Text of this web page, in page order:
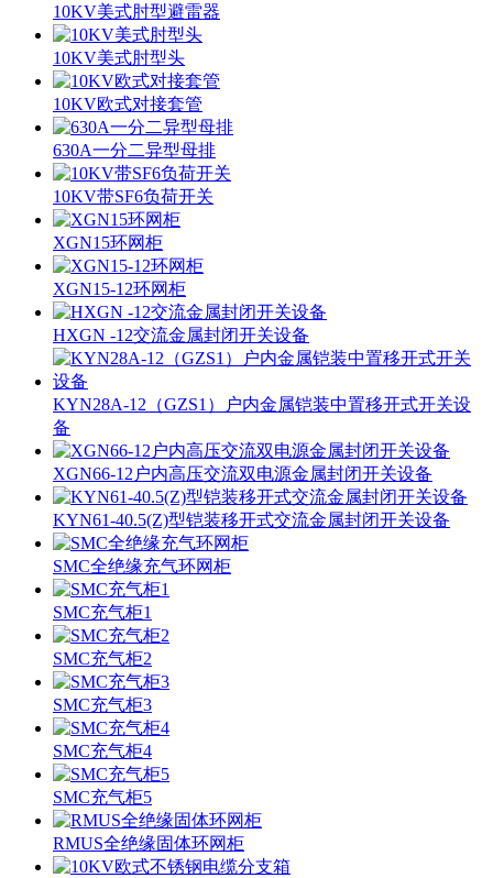
10KV美式肘型避雷器
10KV美式肘型头
10KV欧式对接套管
630A一分二异型母排
10KV带SF6负荷开关
XGN15环网柜
XGN15-12环网柜
HXGN -12交流金属封闭开关设备
KYN28A-12（GZS1）户内金属铠装中置移开式开关设
备
XGN66-12户内高压交流双电源金属封闭开关设备
KYN61-40.5(Z)型铠装移开式交流金属封闭开关设备
SMC全绝缘充气环网柜
SMC充气柜1
SMC充气柜2
SMC充气柜3
SMC充气柜4
SMC充气柜5
RMUS全绝缘固体环网柜